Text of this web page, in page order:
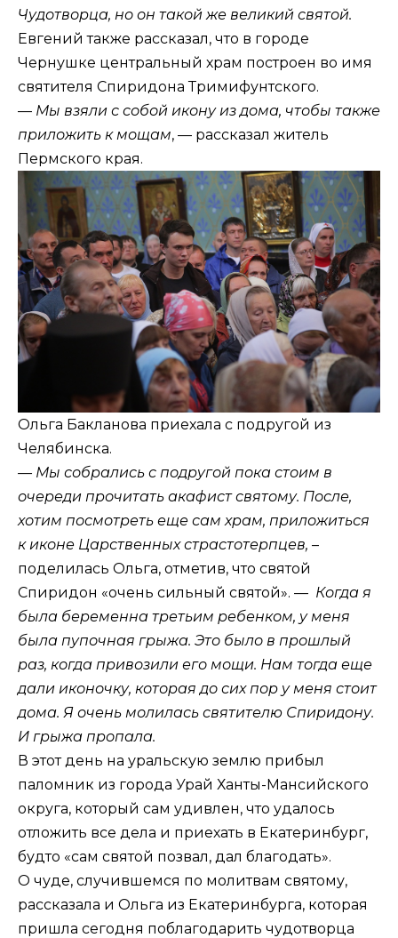
Чудотворца, но он такой же великий святой.
Евгений также рассказал, что в городе
Чернушке центральный храм построен во имя
святителя Спиридона Тримифунтского.
— Мы взяли с собой икону из дома, чтобы также
приложить к мощам, — рассказал житель
Пермского края.
Ольга Бакланова приехала с подругой из
Челябинска.
— Мы собрались с подругой пока стоим в
очереди прочитать акафист святому. После,
хотим посмотреть еще сам храм, приложиться
к иконе Царственных страстотерпцев, –
поделилась Ольга, отметив, что святой
Спиридон «очень сильный святой». — Когда я
была беременна третьим ребенком, у меня
была пупочная грыжа. Это было в прошлый
раз, когда привозили его мощи. Нам тогда еще
дали иконочку, которая до сих пор у меня стоит
дома. Я очень молилась святителю Спиридону.
И грыжа пропала.
В этот день на уральскую землю прибыл
паломник из города Урай Ханты-Мансийского
округа, который сам удивлен, что удалось
отложить все дела и приехать в Екатеринбург,
будто «сам святой позвал, дал благодать».
О чуде, случившемся по молитвам святому,
рассказала и Ольга из Екатеринбурга, которая
пришла сегодня поблагодарить чудотворца